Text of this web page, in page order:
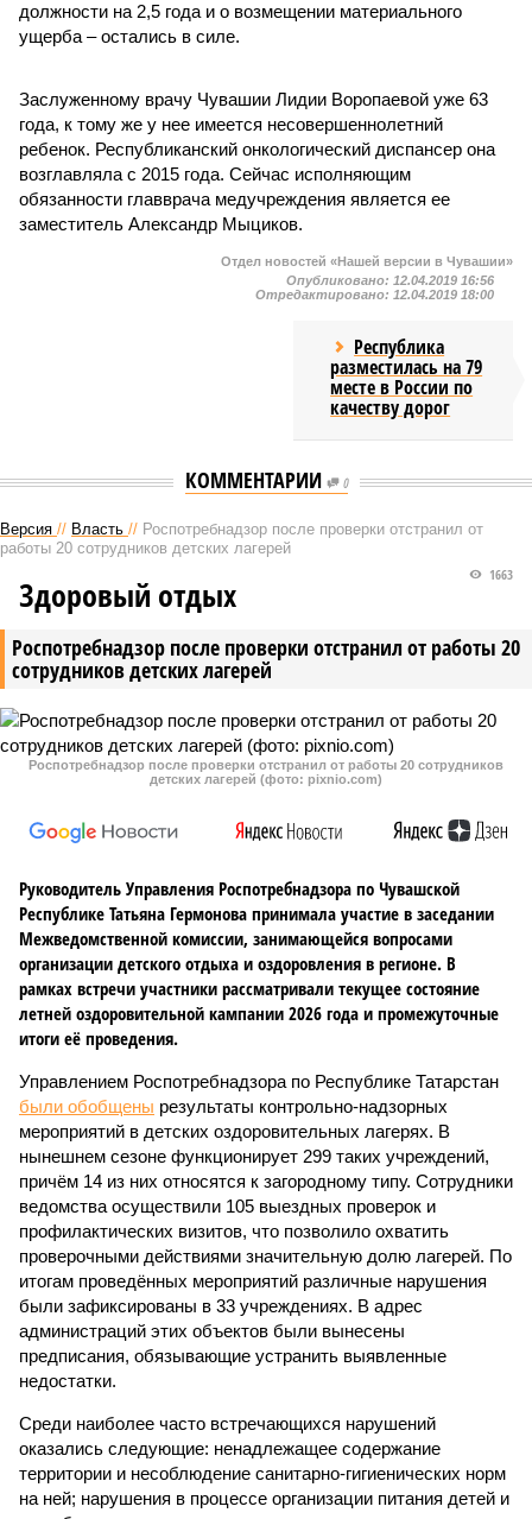
должности на 2,5 года и о возмещении материального
ущерба – остались в силе.
Заслуженному врачу Чувашии Лидии Воропаевой уже 63
года, к тому же у нее имеется несовершеннолетний
ребенок. Республиканский онкологический диспансер она
возглавляла с 2015 года. Сейчас исполняющим
обязанности главврача медучреждения является ее
заместитель Александр Мыциков.
Отдел новостей «Нашей версии в Чувашии»
Опубликовано: 12.04.2019 16:56
Отредактировано: 12.04.2019 18:00
Республика
разместилась на 79
месте в России по
качеству дорог
КОММЕНТАРИИ 0
Версия // Власть // Роспотребнадзор после проверки отстранил от
работы 20 сотрудников детских лагерей
Роспотребнадзор после проверки отстранил от работы 20
сотрудников детских лагерей
1663
Здоровый отдых
Роспотребнадзор после проверки отстранил от работы 20 сотрудников
детских лагерей (фото: pixnio.com)
Руководитель Управления Роспотребнадзора по Чувашской
Республике Татьяна Гермонова принимала участие в заседании
Межведомственной комиссии, занимающейся вопросами
организации детского отдыха и оздоровления в регионе. В
рамках встречи участники рассматривали текущее состояние
летней оздоровительной кампании 2026 года и промежуточные
итоги её проведения.
Управлением Роспотребнадзора по Республике Татарстан
были обобщены результаты контрольно-надзорных
мероприятий в детских оздоровительных лагерях. В
нынешнем сезоне функционирует 299 таких учреждений,
причём 14 из них относятся к загородному типу. Сотрудники
ведомства осуществили 105 выездных проверок и
профилактических визитов, что позволило охватить
проверочными действиями значительную долю лагерей. По
итогам проведённых мероприятий различные нарушения
были зафиксированы в 33 учреждениях. В адрес
администраций этих объектов были вынесены
предписания, обязывающие устранить выявленные
недостатки.
Среди наиболее часто встречающихся нарушений
оказались следующие: ненадлежащее содержание
территории и несоблюдение санитарно-гигиенических норм
на ней; нарушения в процессе организации питания детей и